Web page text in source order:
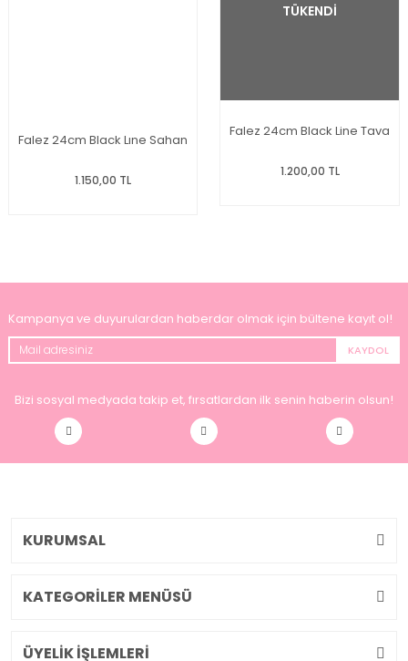
Falez 24cm Black Lıne Sahan
1.150,00 TL
TÜKENDİ
Falez 24cm Black Line Tava
1.200,00 TL
Kampanya ve duyurulardan haberdar olmak için bültene kayıt ol!
KAYDOL
Bizi sosyal medyada takip et, fırsatlardan ilk senin haberin olsun!
KURUMSAL
KATEGORİLER MENÜSÜ
ÜYELİK İŞLEMLERİ